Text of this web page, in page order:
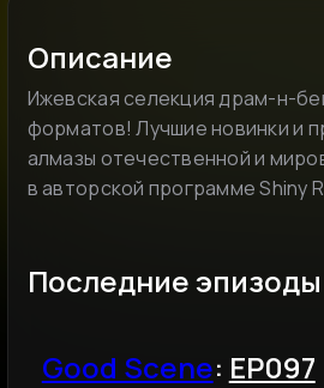
Описание
Ижевская селекция драм-н-
форматов! Лучшие новинки и
алмазы отечественной и
в авторской программе Shiny
Последние эпизоды
Good Scene: EP097